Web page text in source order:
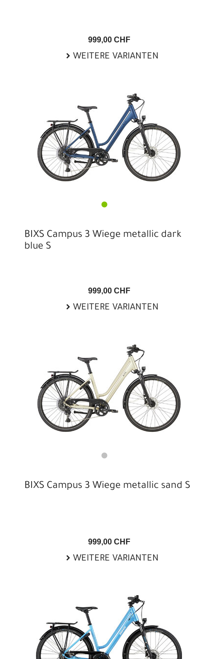
999,00 CHF
WEITERE VARIANTEN
BIXS Campus 3 Wiege metallic dark
blue S
999,00 CHF
WEITERE VARIANTEN
BIXS Campus 3 Wiege metallic sand S
999,00 CHF
WEITERE VARIANTEN